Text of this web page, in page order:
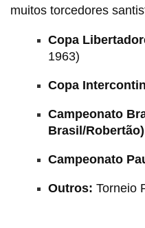
muitos torcedores
Copa
1963)
Copa
Campeonato
Brasil/
Campeonato
Outros: Torneio